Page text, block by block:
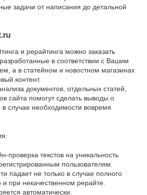
задачи от написания до детальной
и рерайтинга можно заказать
в соответствии с Вашим
а в статейном и новостном магазинах
контент.
документов, отдельных статей,
сайта помогут сделать выводы о
в случае необходимости вовремя
проверка текстов на уникальность
пользователям.
падает не только в случае полного
при некачественном рерайте.
автоматически.